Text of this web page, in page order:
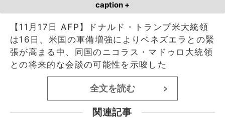
caption +
【11月17日 AFP】ドナルド・トランプ米大統領
は16日、米国の軍備増強によりベネズエラとの緊
張が高まる中、同国のニコラス・マドゥロ大統領
との将来的な会談の可能性を示唆した
全文を読む >
関連記事